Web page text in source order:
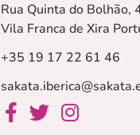
Rua Quinta do Bolhão,
Vila Franca de Xira
+35 19 17 22 61 46